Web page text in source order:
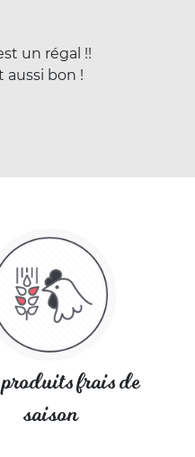
un régal !!
aussi bon !
frais de
saison